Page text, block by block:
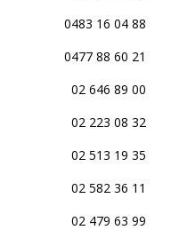
0483 16 04 88
0477 88 60 21
02 646 89 00
02 223 08 32
02 513 19 35
02 582 36 11
02 479 63 99